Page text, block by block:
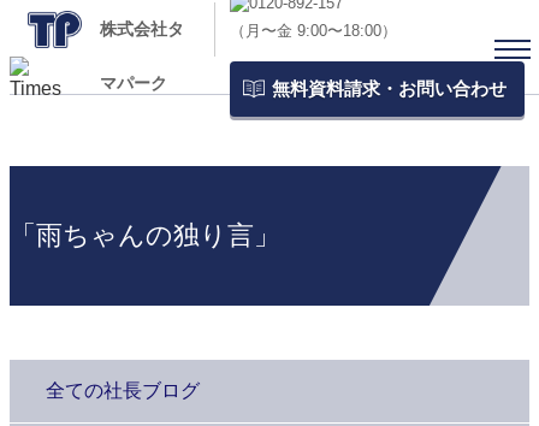
株式会社タ
マパーク
（月〜金 9:00〜18:00）
無料資料請求・お問い合わせ
「雨ちゃんの独り言」
全ての社長ブログ